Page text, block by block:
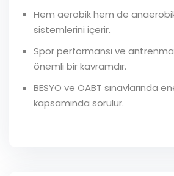
Hem aerobik hem de
sistemlerini içerir.
Spor performansı ve
önemli bir kavramdır.
BESYO ve ÖABT sınavlarında
kapsamında sorulur.